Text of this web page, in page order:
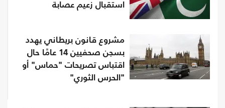
استقبال زعيم عصابة
مشروع قانون بريطاني يهدد
بسجن صحفيين 14 عامًا حال
اقتباس تصريحات "حماس" أو
"الحرس الثوري"